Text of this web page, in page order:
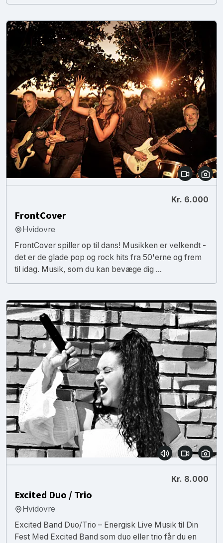
Kr. 6.000
FrontCover
Hvidovre
FrontCover spiller op til dans! Musikken er velkendt -
det er de glade pop og rock hits fra 50'erne og frem
til idag. Musik, som du kan bevæge dig ...
Kr. 8.000
Excited Duo / Trio
Hvidovre
Excited Band Duo/Trio – Energisk Live Musik til Din
Fest Med Excited Band som duo eller trio får du en